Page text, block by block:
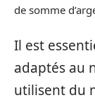
de somme
Il est
adaptés au
utilisent du